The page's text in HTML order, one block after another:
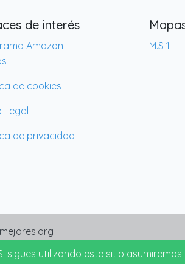
de interés
Amazon
de cookies
Legal
de privacidad
M.S 1
utilizando este sitio